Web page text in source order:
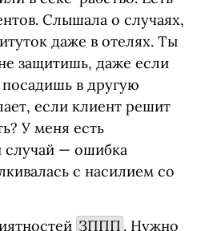
Слышала о случаях,
даже в отелях. Ты
защитишь, даже если
в другую
если клиент решит
У меня есть
случай — ошибка
с насилием со
ЗППП . Нужно